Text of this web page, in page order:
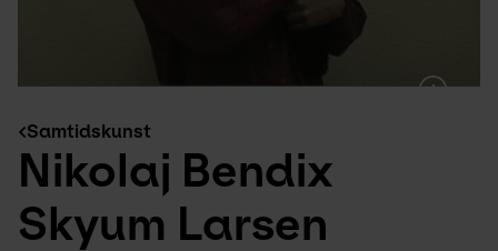
Samtidskunst
Nikolaj Bendix
Skyum Larsen